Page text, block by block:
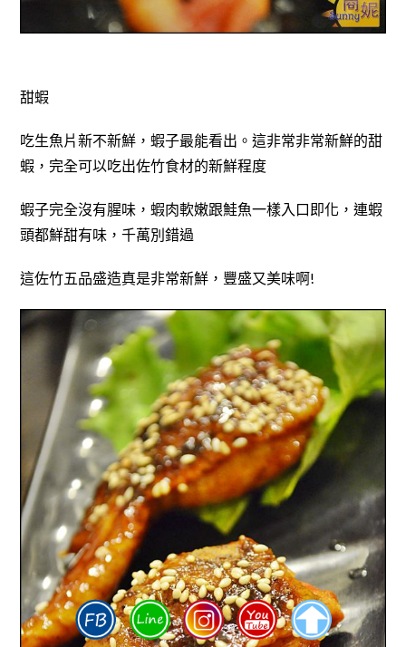
甜蝦
吃生魚片新不新鮮，蝦子最能看出。這非常非常新鮮的甜
蝦，完全可以吃出佐竹食材的新鮮程度
蝦子完全沒有腥味，蝦肉軟嫩跟鮭魚一樣入口即化，連蝦
頭都鮮甜有味，千萬別錯過
這佐竹五品盛造真是非常新鮮，豐盛又美味啊!